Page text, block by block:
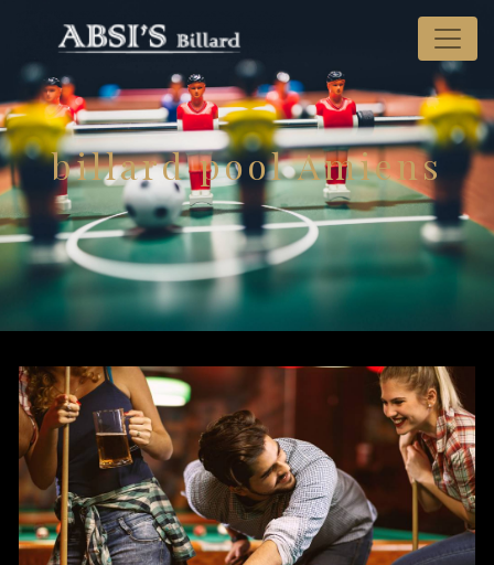
billard pool Amiens